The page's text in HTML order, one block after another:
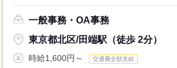
一般事務・OA事務
東京都北区/田端駅（徒歩 2分）
時給1,600円～ 交通費全額支給